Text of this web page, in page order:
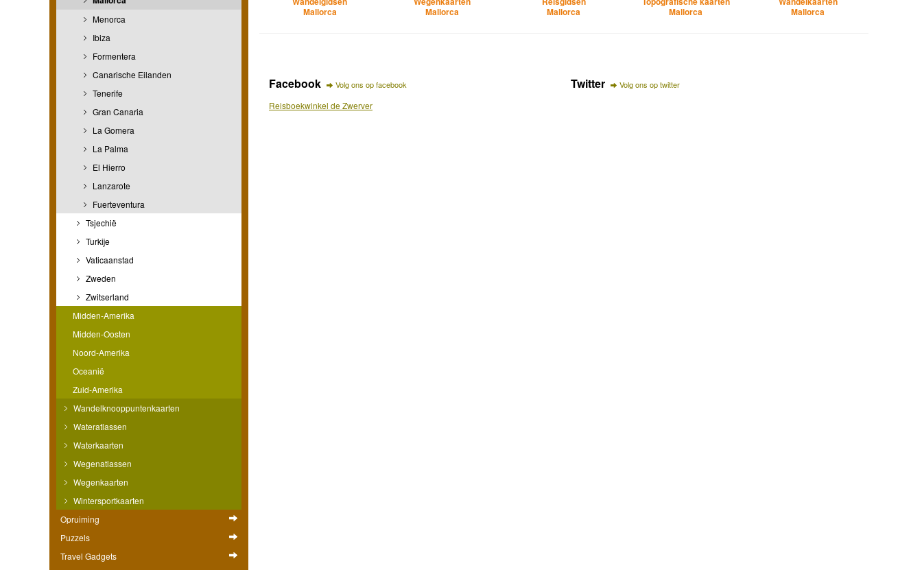
Menorca
Ibiza
Formentera
Canarische Eilanden
Tenerife
Gran Canaria
La Gomera
La Palma
El Hierro
Lanzarote
Fuerteventura
Tsjechië
Turkije
Vaticaanstad
Zweden
Zwitserland
Midden-Amerika
Midden-Oosten
Noord-Amerika
Oceanië
Zuid-Amerika
Wandelknooppuntenkaarten
Wateratlassen
Waterkaarten
Wegenatlassen
Wegenkaarten
Wintersportkaarten
Opruiming
Puzzels
Travel Gadgets
Mallorca
Mallorca
Mallorca
Mallorca
Mallorca
Facebook Volg ons op facebook
Reisboekwinkel de Zwerver
Twitter Volg ons op twitter